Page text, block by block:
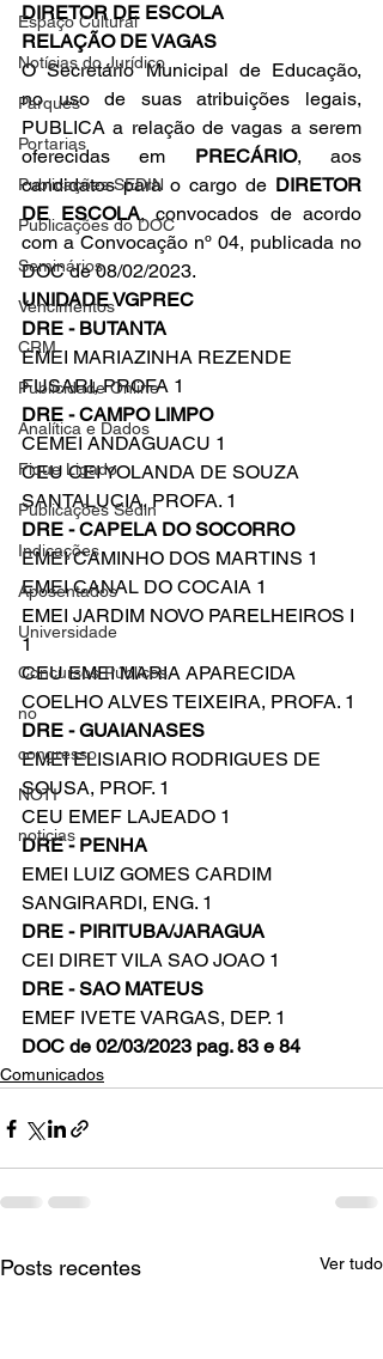
Espaço Cultural
Notícias do Jurídico
Parques
Portarias
Publicações SEDIN
Publicações do DOC
Seminários
Vencimentos
CRM
Publicidade Online
Analítica e Dados
Fique Ligado
Publicações Sedin
Indicações
Aposentados
Universidade
Concursos Públicos
no
congresso
NOTI
noticias
DIRETOR DE ESCOLA
RELAÇÃO DE VAGAS
O Secretário Municipal de Educação,
no uso de suas atribuições legais,
PUBLICA a relação de vagas a serem
oferecidas em PRECÁRIO, aos
candidatos para o cargo de DIRETOR
DE ESCOLA, convocados de acordo
com a Convocação nº 04, publicada no
DOC de 08/02/2023.
UNIDADE VGPREC
DRE - BUTANTA
EMEI MARIAZINHA REZENDE
FUSARI, PROFA 1
DRE - CAMPO LIMPO
CEMEI ANDAGUACU 1
CEU CEI YOLANDA DE SOUZA
SANTALUCIA, PROFA. 1
DRE - CAPELA DO SOCORRO
EMEI CAMINHO DOS MARTINS 1
EMEI CANAL DO COCAIA 1
EMEI JARDIM NOVO PARELHEIROS I
1
CEU EMEI MARIA APARECIDA
COELHO ALVES TEIXEIRA, PROFA. 1
DRE - GUAIANASES
EMEI ELISIARIO RODRIGUES DE
SOUSA, PROF. 1
CEU EMEF LAJEADO 1
DRE - PENHA
EMEI LUIZ GOMES CARDIM
SANGIRARDI, ENG. 1
DRE - PIRITUBA/JARAGUA
CEI DIRET VILA SAO JOAO 1
DRE - SAO MATEUS
EMEF IVETE VARGAS, DEP. 1
DOC de 02/03/2023 pag. 83 e 84
Comunicados
Posts recentes Ver tudo